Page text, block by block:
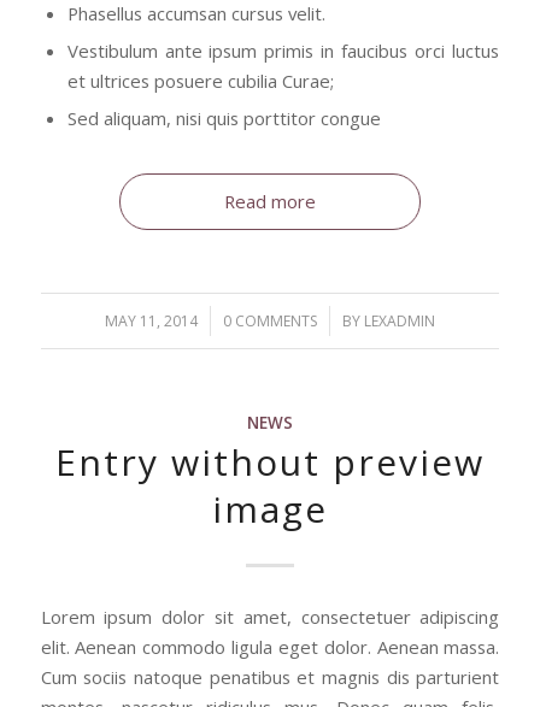
Phasellus accumsan cursus velit.
Vestibulum ante ipsum primis in faucibus orci luctus
et ultrices posuere cubilia Curae;
Sed aliquam, nisi quis porttitor congue
Read more
MAY 11, 2014
/ 0 COMMENTS
/ BY LEXADMIN
NEWS
Entry without preview
image
Lorem ipsum dolor sit amet, consectetuer adipiscing
elit. Aenean commodo ligula eget dolor. Aenean massa.
Cum sociis natoque penatibus et magnis dis parturient